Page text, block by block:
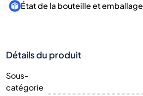
État de la bouteille et emballage
Détails du produit
Sous-
catégorie